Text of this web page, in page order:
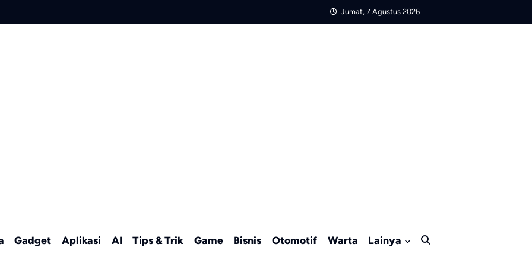
Jumat, 7 Agustus 2026
Gadget Aplikasi AI Tips & Trik Game Bisnis Otomotif Warta Lainya